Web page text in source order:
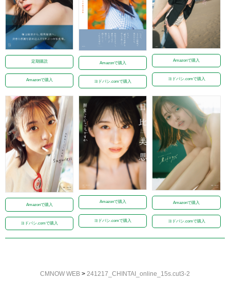
定期購読
Amazonで購入
Amazonで購入
ヨドバシ.comで購入
Amazonで購入
ヨドバシ.comで購入
Amazonで購入
ヨドバシ.comで購入
Amazonで購入
ヨドバシ.comで購入
Amazonで購入
ヨドバシ.comで購入
CMNOW WEB > 241217_CHINTAI_online_15s.cut3-2